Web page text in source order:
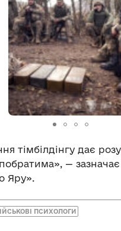
тімбілдінгу дає
—
Яру».
ПСИХОЛОГИ